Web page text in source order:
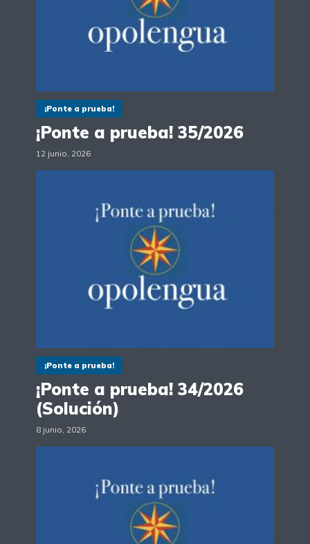
¡Ponte a prueba!
¡Ponte a prueba! 35/2026
12 junio, 2026
¡Ponte a prueba!
¡Ponte a prueba! 34/2026
(Solución)
8 junio, 2026